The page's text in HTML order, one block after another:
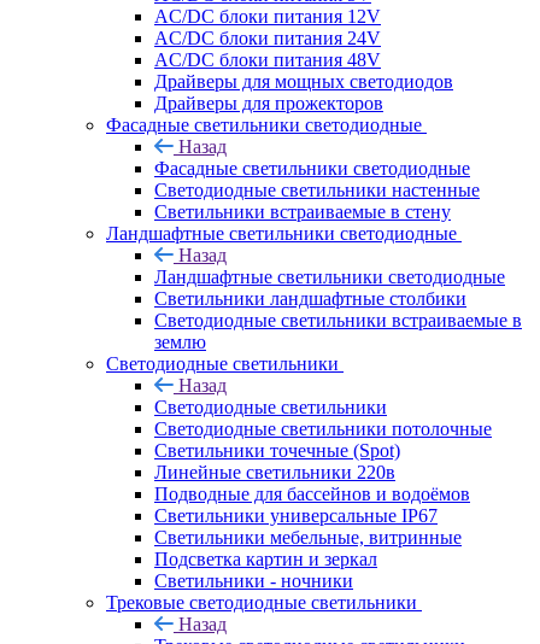
AC/DC блоки питания 12V
AC/DC блоки питания 24V
AC/DC блоки питания 48V
Драйверы для мощных светодиодов
Драйверы для прожекторов
Фасадные светильники светодиодные
Назад
Фасадные светильники светодиодные
Светодиодные светильники настенные
Светильники встраиваемые в стену
Ландшафтные светильники светодиодные
Назад
Ландшафтные светильники светодиодные
Светильники ландшафтные столбики
Светодиодные светильники встраиваемые в
землю
Светодиодные светильники
Назад
Светодиодные светильники
Светодиодные светильники потолочные
Светильники точечные (Spot)
Линейные светильники 220в
Подводные для бассейнов и водоёмов
Светильники универсальные IP67
Светильники мебельные, витринные
Подсветка картин и зеркал
Светильники - ночники
Трековые светодиодные светильники
Назад